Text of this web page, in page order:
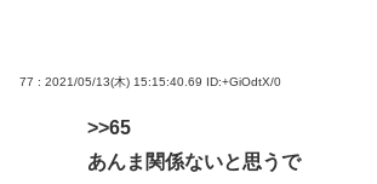
77 : 2021/05/13(木) 15:15:40.69 ID:+GiOdtX/0
>>65
あんま関係ないと思うで